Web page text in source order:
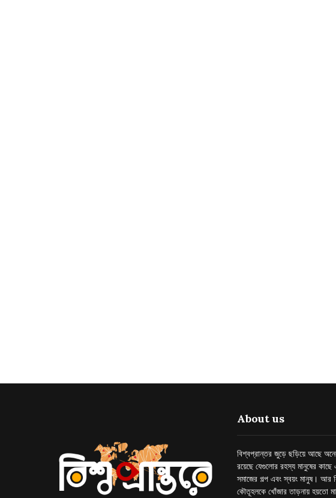
About us
বিশ্বপ্রান্তর জুড়ে ছড়িয়ে আছে
রয়েছে যেগুলোর রহস্য মানুষের
সমাজের গল্প এবং স্বয়ং মানুষ। আর
কৌতূহলকে খোঁজার তাড়নায় হয়তো